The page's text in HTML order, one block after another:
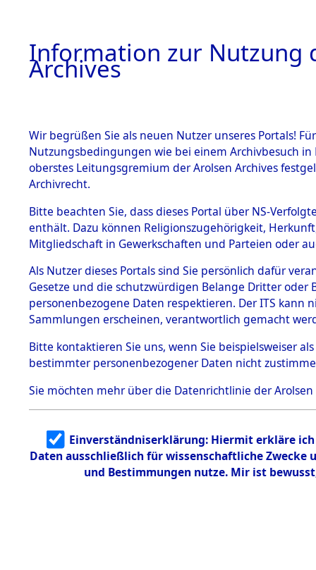
BESTÄNDE
1.
mente
5. Verschiedenes
5.3
Todesmärsche
5.3.1 Alliierte
Erhebungen
zu
Todesmärsch
en
5.3.2
Identifizierun
g
5.3.3
Todesmärsch
Information zur Nutzung
Archives
Wir begrüßen Sie als neuen Nutzer unseres Portals!
Nutzungsbedingungen wie bei einem Archivbesuch
oberstes Leitungsgremium der Arolsen Archives
Archivrecht.
Bitte beachten Sie, dass dieses Portal über NS-
enthält. Dazu können Religionszugehörigkeit,
Mitgliedschaft in Gewerkschaften und Parteien oder
Als Nutzer dieses Portals sind Sie persönlich dafür
Gesetze und die schutzwürdigen Belange Dritter
personenbezogene Daten respektieren. Der ITS
Sammlungen erscheinen, verantwortlich gemacht
Bitte kontaktieren Sie uns, wenn Sie beispielsweiser
bestimmter personenbezogener Daten nicht
Sie möchten mehr über die Datenrichtlinie der Arolsen
Einverständniserklärung: Hiermit erkläre
Daten ausschließlich für wissenschaftliche
und Bestimmungen nutze. Mir ist